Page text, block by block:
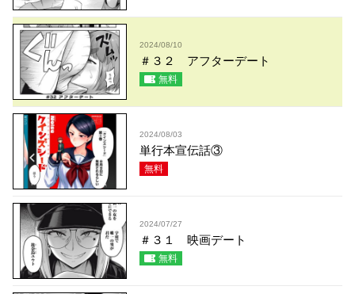
2024/08/10
＃３２ アフターデート
無料
2024/08/03
単行本宣伝話③
無料
2024/07/27
＃３１ 映画デート
無料